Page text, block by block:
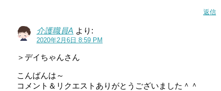
返信
介護職員A より:
2020年2月6日 8:59 PM
＞デイちゃんさん
こんばんは～
コメント＆リクエストありがとうございました＾＾